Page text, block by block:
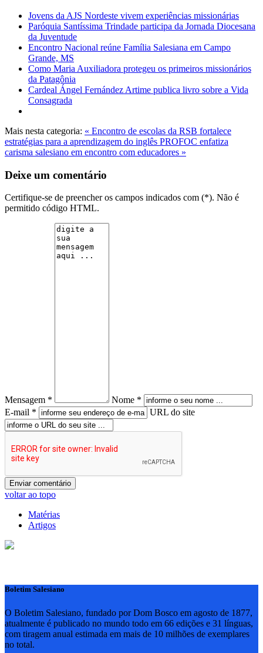
Jovens da AJS Nordeste vivem experiências missionárias
Paróquia Santíssima Trindade participa da Jornada Diocesana
da Juventude
Encontro Nacional reúne Família Salesiana em Campo
Grande, MS
Como Maria Auxiliadora protegeu os primeiros missionários
da Patagônia
Cardeal Ángel Fernández Artime publica livro sobre a Vida
Consagrada
Mais nesta categoria: « Encontro de escolas da RSB fortalece
estratégias para a aprendizagem do inglês PROFOC enfatiza
carisma salesiano em encontro com educadores »
Deixe um comentário
Certifique-se de preencher os campos indicados com (*). Não é
permitido código HTML.
Mensagem *
Nome *
E-mail *
URL do site
voltar ao topo
Matérias
Artigos
Boletim Salesiano
O Boletim Salesiano, fundado por Dom Bosco em agosto de 1877,
atualmente é publicado no mundo todo em 66 edições e 31 línguas,
com tiragem anual estimada em mais de 10 milhões de exemplares
no total.